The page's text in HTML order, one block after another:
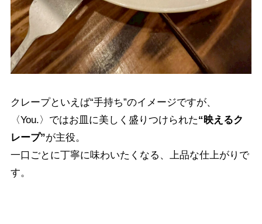
クレープといえば“手持ち”のイメージですが、
〈You.〉ではお皿に美しく盛りつけられた“映えるク
レープ”が主役。
一口ごとに丁寧に味わいたくなる、上品な仕上がりで
す。